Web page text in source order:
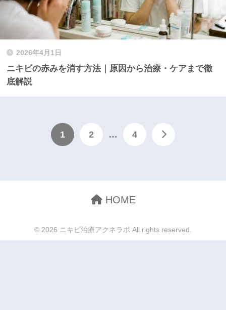
2026年4月1日
ニキビの赤みを消す方法｜原因から治療・ケアまで徹
底解説
1 2 … 4
HOME
© 2026 ニキビ治療アクネラボ All rights reserved.